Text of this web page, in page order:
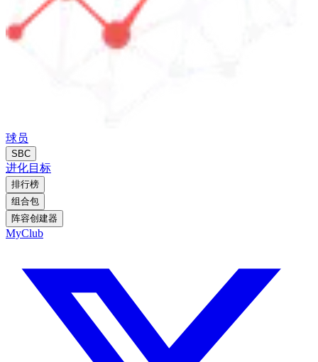
球员
SBC
进化目标
排行榜
组合包
阵容创建器
MyClub